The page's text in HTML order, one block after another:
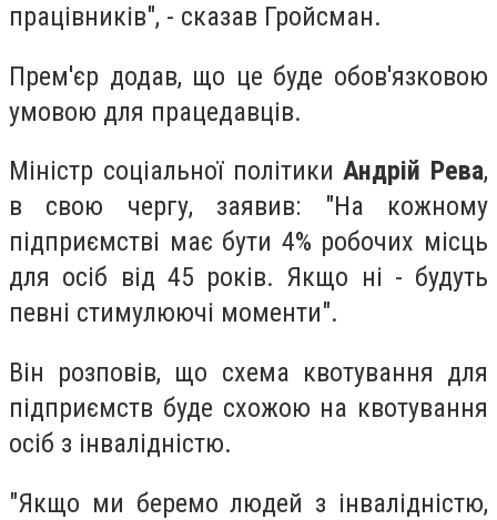
працівників", - сказав Гройсман.
Прем'єр додав, що це буде обов'язковою
умовою для працедавців.
Міністр соціальної політикиАндрій Рева,
в свою чергу, заявив: "На кожному
підприємстві має бути 4% робочих місць
для осіб від 45 років. Якщо ні - будуть
певні стимулюючі моменти".
Він розповів, що схема квотування для
підприємств буде схожою на квотування
осіб з інвалідністю.
"Якщо ми беремо людей з інвалідністю,